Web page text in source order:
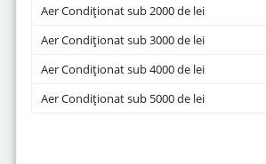
Aer Condiționat sub 2000 de lei
Aer Condiționat sub 3000 de lei
Aer Condiționat sub 4000 de lei
Aer Condiționat sub 5000 de lei